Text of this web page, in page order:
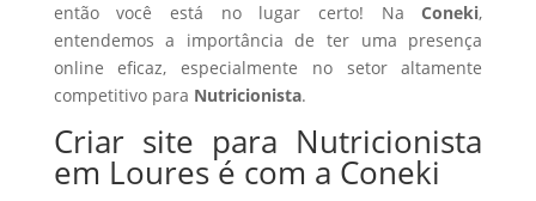
então você está no lugar certo! NaConeki,
entendemos a importância de ter uma presença
online eficaz, especialmente no setor altamente
competitivo para Nutricionista.
Criar site para Nutricionista
em Loures é com a Coneki